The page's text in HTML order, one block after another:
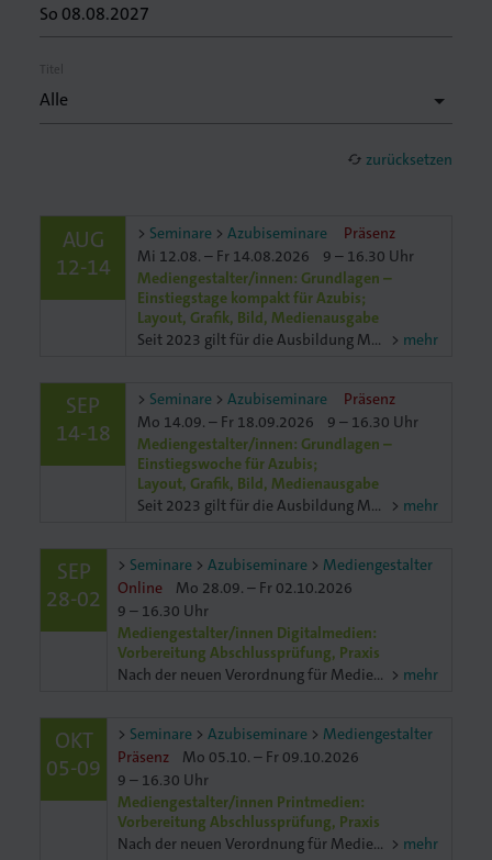
Gedruckt.
Titel
cached zurücksetzen
AUG
12-14
Seminare Azubiseminare
Präsenz
Mi 12.08. – Fr 14.08.2026
9 – 16.30 Uhr
Mediengestalter/innen: Grundlagen –
Einstiegstage kompakt für Azubis;
Layout, Grafik, Bild, Medienausgabe
Seit 2023 gilt für die Ausbildung Mediengestaltung die neue Ausbildungsverordung. Die Ausbildungsverordnung unterscheidet vier Fachrichtungen: Printmedien, Digitalmedien, Projektmanagement, Designkonkonzeption
mehr
SEP
14-18
Seminare Azubiseminare
Präsenz
Mo 14.09. – Fr 18.09.2026
9 – 16.30 Uhr
Mediengestalter/innen: Grundlagen –
Einstiegswoche für Azubis;
Layout, Grafik, Bild, Medienausgabe
Seit 2023 gilt für die Ausbildung Mediengestaltung die neue Ausbildungsverordung. Die Ausbildungsverordnung unterscheidet vier Fachrichtungen: Printmedien, Digitalmedien, Projektmanagement, Designkonkonzeption
mehr
SEP
28-02
Seminare Azubiseminare
Mediengestalter
Online
Mo 28.09. – Fr 02.10.2026
9 – 16.30 Uhr
Mediengestalter/innen Digitalmedien:
Vorbereitung Abschlussprüfung, Praxis
Nach der neuen Verordnung für Mediengestalter/innen Digital und Print ist die Abschlussprüfung je nach Fachrichtung unterschiedlich. In der Fachrichtung Digitalmedien müssen Digitalmedien gestaltettet
mehr
OKT
05-09
Seminare Azubiseminare
Mediengestalter
Präsenz
Mo 05.10. – Fr 09.10.2026
9 – 16.30 Uhr
Mediengestalter/innen Printmedien:
Vorbereitung Abschlussprüfung, Praxis
Nach der neuen Verordnung für Mediengestalter/innen Digital und Print ist die Abschlussprüfung je nach Fachrichtung unterschiedlich. In der Fachrichtung Printmedien müssen Printmedien gestaltet undund
mehr